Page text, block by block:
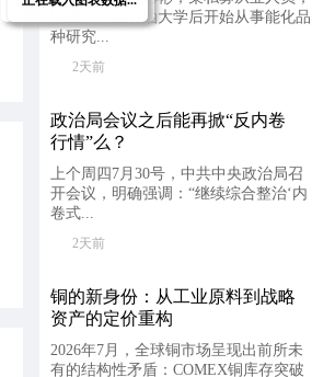
毕业于中国石油大学后开始从事能化品
种研究...
2天前
政治局会议之后能再掀“反内卷
行情”么？
上个周四7月30号，中共中央政治局召
开会议，明确强调：“继续综合整治‘内
卷式...
2天前
铜的新身份：从工业原料到战略
资产的定价重构
2026年7月，全球铜市场呈现出前所未
有的结构性矛盾：COMEX铜库存突破